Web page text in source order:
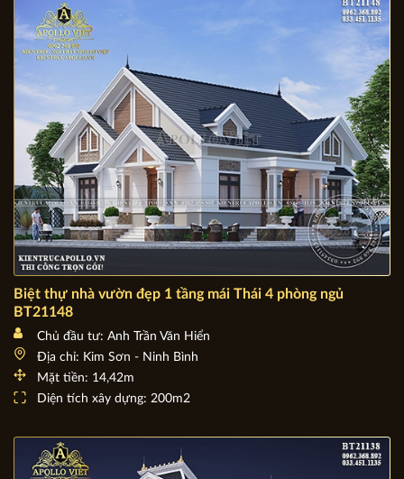
Địa chỉ: Quỳnh Lưu, Nghệ An
Mặt tiền: 9m
Diện tích xây dựng: 9m x 18.5m
Biệt thự nhà vườn đẹp 1 tầng mái Thái 4 phòng ngủ
BT21148
Chủ đầu tư: Anh Trần Văn Hiển
Mặt tiền: 14,42m
Diện tích xây dựng: 200m2